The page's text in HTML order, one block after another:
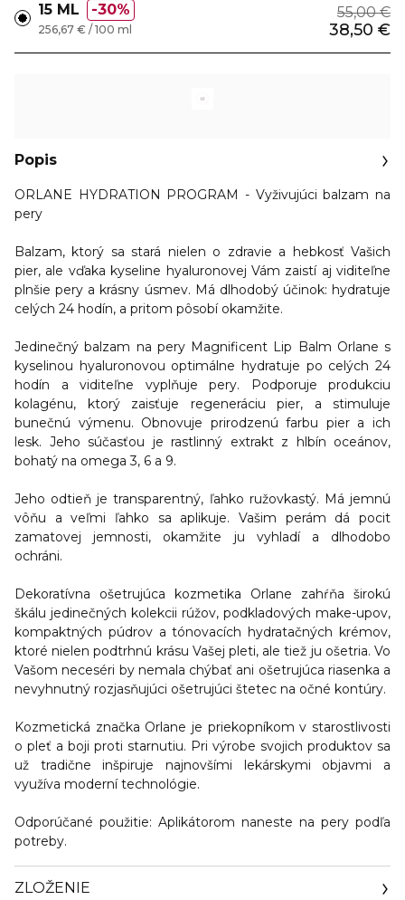
15 ML 30% 55,00 €
38,50 €
256,67 € / 100 ml
Popis
ORLANE HYDRATION PROGRAM - Vyživujúci balzam na
pery
Balzam, ktorý sa stará nielen o zdravie a hebkosť Vašich
pier, ale vďaka kyseline hyaluronovej Vám zaistí aj viditeľne
plnšie pery a krásny úsmev. Má dlhodobý účinok: hydratuje
celých 24 hodín, a pritom pôsobí okamžite.
Jedinečný balzam na pery Magnificent Lip Balm Orlane s
kyselinou hyaluronovou optimálne hydratuje po celých 24
hodín a viditeľne vyplňuje pery.
Podporuje produkciu
kolagénu, ktorý zaisťuje regeneráciu pier, a stimuluje
bunečnú výmenu. Obnovuje prirodzenú farbu pier a ich
lesk. Jeho súčasťou je rastlinný extrakt z hlbín oceánov,
bohatý na omega 3, 6 a 9.
Jeho odtieň je transparentný, ľahko ružovkastý. Má jemnú
vôňu a veľmi ľahko sa aplikuje. Vašim perám dá pocit
zamatovej jemnosti, okamžite ju vyhladí a dlhodobo
ochráni.
Dekoratívna ošetrujúca kozmetika Orlane zahŕňa širokú
škálu jedinečných kolekcii rúžov, podkladových make-upov,
kompaktných púdrov a tónovacích hydratačných krémov,
ktoré nielen podtrhnú krásu Vašej pleti, ale tiež ju ošetria. Vo
Vašom neceséri by nemala chýbať ani ošetrujúca riasenka a
nevyhnutný rozjasňujúci ošetrujúci štetec na očné kontúry.
Kozmetická značka Orlane je priekopníkom v starostlivosti
o pleť a boji proti starnutiu. Pri výrobe svojich produktov sa
už tradične inšpiruje najnovšími lekárskymi objavmi a
využíva moderní technológie.
Odporúčané použitie: Aplikátorom naneste na pery podľa
potreby.
ZLOŽENIE